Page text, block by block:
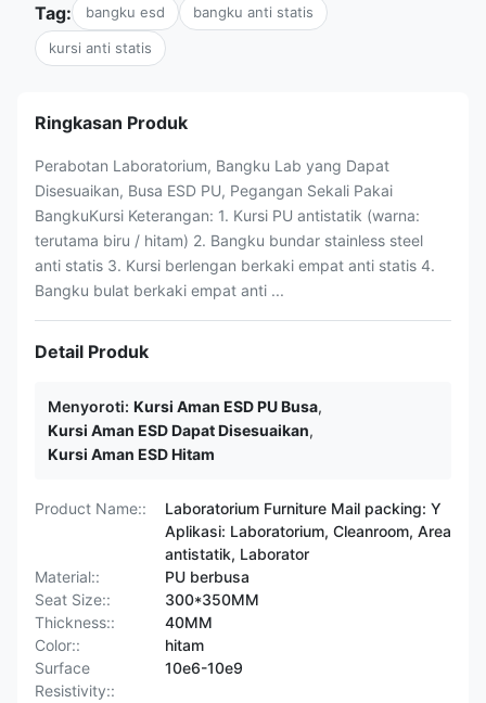
Tag: bangku esd bangku anti statis
kursi anti statis
Ringkasan Produk
Perabotan Laboratorium, Bangku Lab yang Dapat
Disesuaikan, Busa ESD PU, Pegangan Sekali Pakai
BangkuKursi Keterangan: 1. Kursi PU antistatik (warna:
terutama biru / hitam) 2. Bangku bundar stainless steel
anti statis 3. Kursi berlengan berkaki empat anti statis 4.
Bangku bulat berkaki empat anti ...
Detail Produk
Menyoroti: Kursi Aman ESD PU Busa,
Kursi Aman ESD Dapat Disesuaikan,
Kursi Aman ESD Hitam
Product Name::
Laboratorium Furniture Mail packing: Y
Aplikasi: Laboratorium, Cleanroom, Area
antistatik, Laborator
Material::
PU berbusa
Seat Size::
300*350MM
Thickness::
40MM
Color::
hitam
Surface
Resistivity::
10e6-10e9